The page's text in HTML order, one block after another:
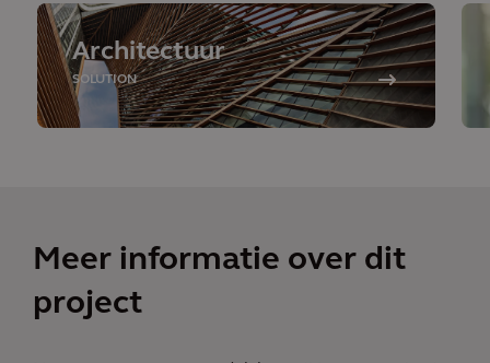
Architectuur
SOLUTION
Meer informatie over dit
project